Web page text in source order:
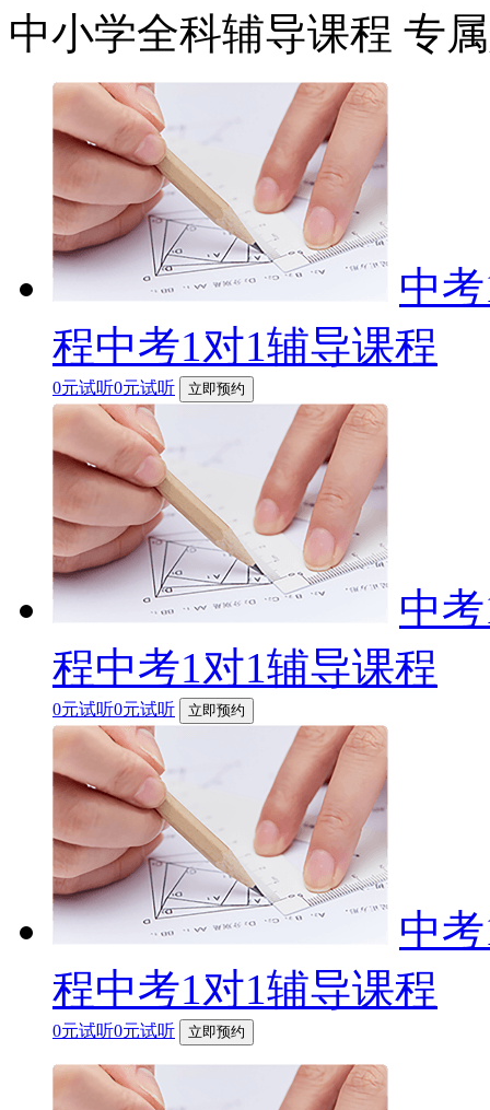
中小学全科辅导课程 专
中
程中考1对1辅导课程
0元试听0元试听 立即预约
中
程中考1对1辅导课程
0元试听0元试听 立即预约
中
程中考1对1辅导课程
0元试听0元试听 立即预约